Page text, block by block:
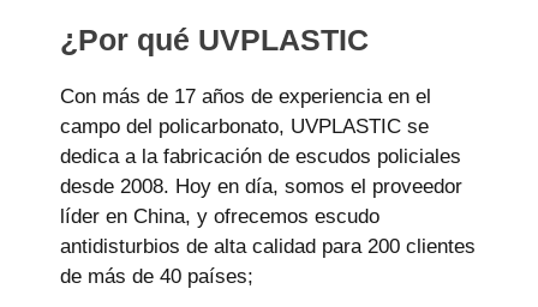
¿Por qué UVPLASTIC
Con más de 17 años de experiencia en el
campo del policarbonato, UVPLASTIC se
dedica a la fabricación de escudos policiales
desde 2008. Hoy en día, somos el proveedor
líder en China, y ofrecemos escudo
antidisturbios de alta calidad para 200 clientes
de más de 40 países;